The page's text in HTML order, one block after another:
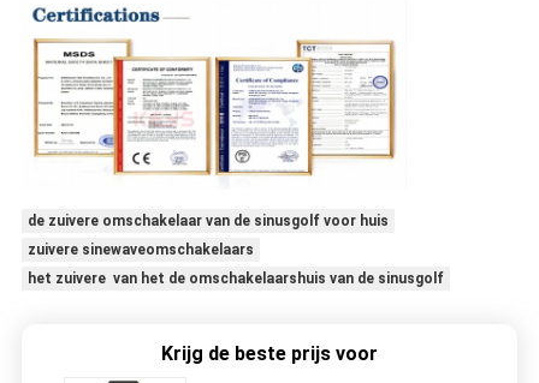
de zuivere omschakelaar van de sinusgolf voor huis
zuivere sinewaveomschakelaars
het zuivere van het de omschakelaarshuis van de sinusgolf
Krijg de beste prijs voor